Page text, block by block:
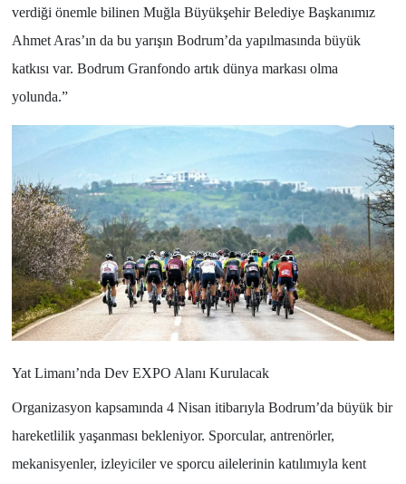
verdiği önemle bilinen Muğla Büyükşehir Belediye Başkanımız
Ahmet Aras’ın da bu yarışın Bodrum’da yapılmasında büyük
katkısı var. Bodrum Granfondo artık dünya markası olma
yolunda.”
Yat Limanı’nda Dev EXPO Alanı Kurulacak
Organizasyon kapsamında 4 Nisan itibarıyla Bodrum’da büyük bir
hareketlilik yaşanması bekleniyor. Sporcular, antrenörler,
mekanisyenler, izleyiciler ve sporcu ailelerinin katılımıyla kent